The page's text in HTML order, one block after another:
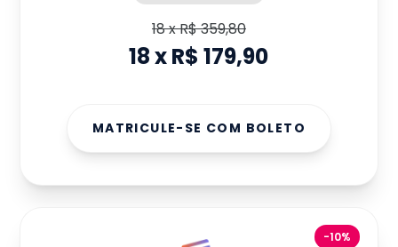
18xR$ 359,80
18xR$ 179,90
MATRICULE-SE COM BOLETO
-10%